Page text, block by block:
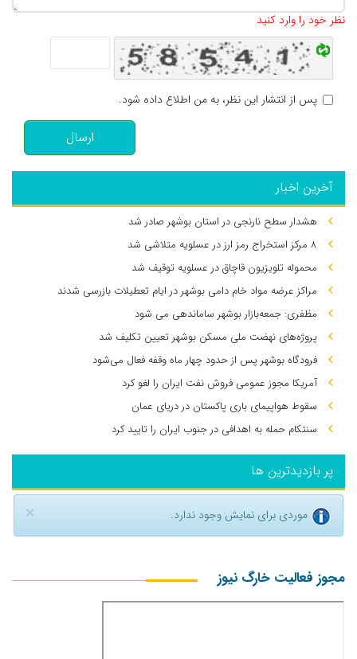
نظر خود را وارد کنید
پس از انتشار این نظر، به من اطلاع داده شود.
ارسال
آخرین اخبار
هشدار سطح نارنجی در استان بوشهر صادر شد
۸ مرکز استخراج رمز ارز در عسلویه متلاشی شد
محموله تلویزیون قاچاق در عسلویه توقیف شد
مراکز عرضه مواد خام دامی بوشهر در ایام تعطیلات بازرسی شدند
مظفری: جمعه‌بازار بوشهر ساماندهی می‌ شود
پروژه‌های نهضت ملی مسکن بوشهر تعیین تکلیف شد
فرودگاه بوشهر پس از حدود چهار ماه وقفه فعال می‌شود
آمریکا مجوز عمومی فروش نفت ایران را لغو کرد
سقوط هواپیمای باری پاکستان در دریای عمان
سنتکام حمله به اهدافی در جنوب ایران را تایید کرد
پر بازدیدترین ها
× موردی برای نمایش وجود ندارد.
مجوز فعالیت خارگ نیوز